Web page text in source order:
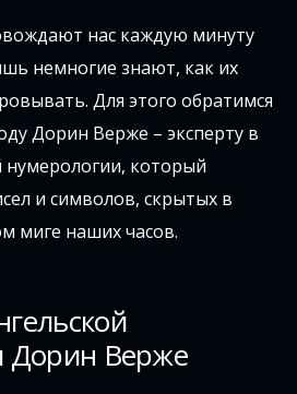
нас каждую минуту
немногие знают, как их
Для этого обратимся
Дорин Верже – эксперту в
нумерологии, который
и символов, скрытых в
миге наших часов.
Дорин Верже